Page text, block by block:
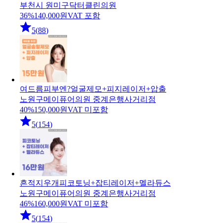
부천시 원미구닥터클린의원
36%140,000원VAT 포함
5(88)
여드름피부엔?얼굴제모+피지레이저+압출
노원구메이퓨어의원 중계은행사거리점
40%150,000원VAT 미포함
5(154)
흔적지우개피코토닝+잡티레이저+멜라듀스
노원구메이퓨어의원 중계은행사거리점
46%160,000원VAT 미포함
5(154)